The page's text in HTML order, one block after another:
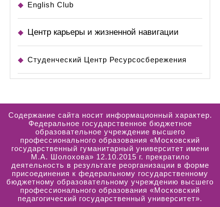
English Club
Центр карьеры и жизненной навигации
Студенческий Центр Ресурсосбережения
Содержание сайта носит информационный характер.
Федеральное государственное бюджетное
образовательное учреждение высшего
профессионального образования «Московский
государственный гуманитарный университет имени
М.А. Шолохова» 12.10.2015 г. прекратило
деятельность в результате реорганизации в форме
присоединения к федеральному государственному
бюджетному образовательному учреждению высшего
профессионального образования «Московский
педагогический государственный университет».